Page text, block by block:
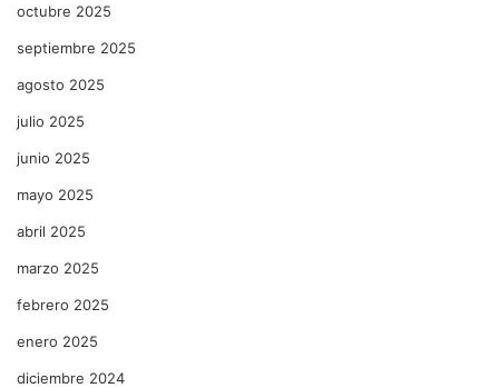
octubre 2025
septiembre 2025
agosto 2025
julio 2025
junio 2025
mayo 2025
abril 2025
marzo 2025
febrero 2025
enero 2025
diciembre 2024